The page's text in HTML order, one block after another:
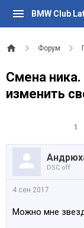
BMW Club
Форум
Смена
изменить
1
DSC off
4 сен 2017
Можно мне